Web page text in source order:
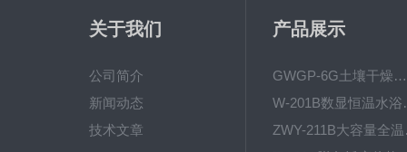
关于我们
公司简介
新闻动态
技术文章
产品展示
GWGP-6G土壤干燥柜-干燥箱/干燥机
W-